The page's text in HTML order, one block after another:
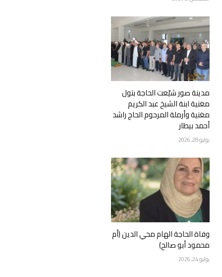
مدينة صور شيّعت الحاجة بتول
مغنية ابنة الشيخ عبد الكريم
مغنية وأرملة المرحوم الحاج راشد
أحمد بيطار
يوليو 28, 2026
وفاة الحاجة الهام محي الدين (أم
محمود أبو صالح)
يوليو 24, 2026